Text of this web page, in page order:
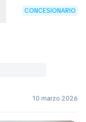
CONCESIONARIO
10 marzo 2026